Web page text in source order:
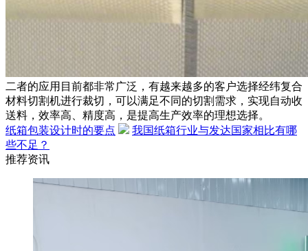
二者的应用目前都非常广泛，有越来越多的客户选择经纬复合
材料切割机进行裁切，可以满足不同的切割需求，实现自动收
送料，效率高、精度高，是提高生产效率的理想选择。
纸箱包装设计时的要点
我国纸箱行业与发达国家相比有哪
些不足？
推荐资讯